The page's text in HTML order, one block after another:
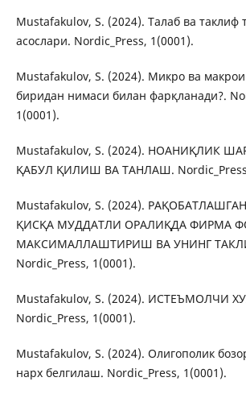
Mustafakulov, S. (2024). Талаб ва таклиф
асослари. Nordic_Press, 1(0001).
Mustafakulov, S. (2024). Микро ва
биридан нимаси билан фарқланади?.
1(0001).
Mustafakulov, S. (2024). НОАНИҚЛИК
ҚАБУЛ ҚИЛИШ ВА ТАНЛАШ.
Mustafakulov, S. (2024).
ҚИСҚА МУДДАТЛИ ОРАЛИҚДА ФИРМА
МАКСИМАЛЛАШТИРИШ ВА УНИНГ
Nordic_Press, 1(0001).
Mustafakulov, S. (2024). ИСТЕЪМОЛЧИ
Nordic_Press, 1(0001).
Mustafakulov, S. (2024). Олигополик
нарх белгилаш. Nordic_Press, 1(0001).